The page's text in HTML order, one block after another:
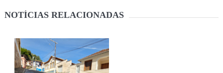
NOTÍCIAS RELACIONADAS